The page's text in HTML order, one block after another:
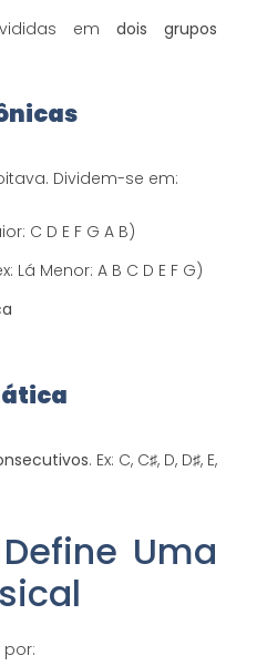
em dois grupos
Dividem-se em:
C D E F G A B)
Lá Menor: A B C D E F G)
. Ex: C, C♯, D, D♯, E,
Uma